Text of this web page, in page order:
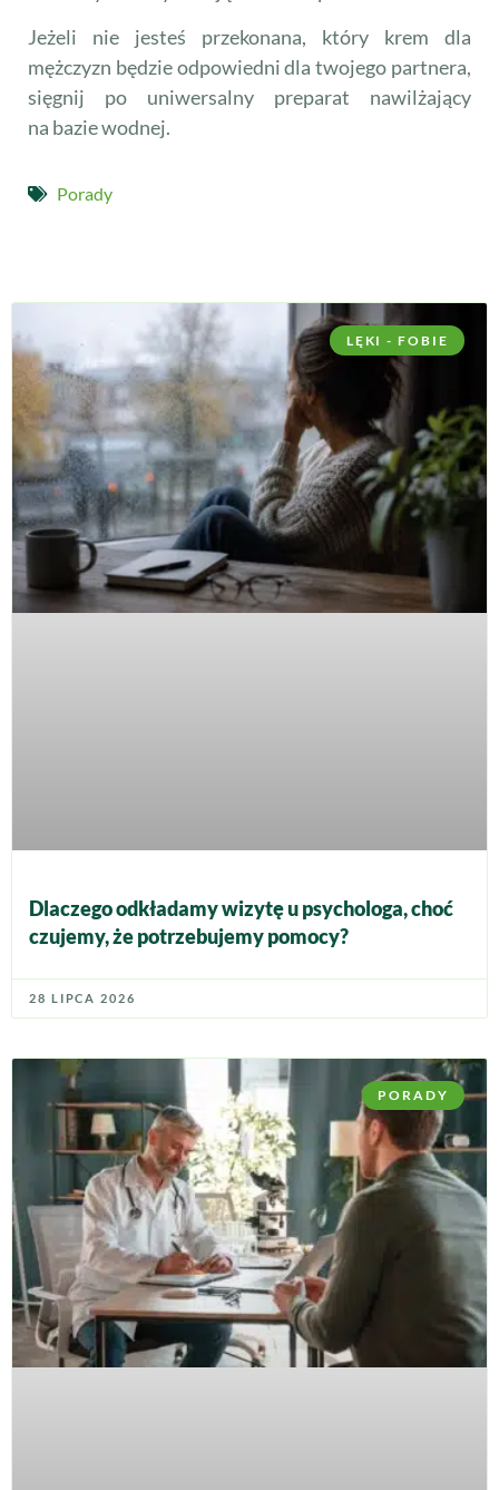
Jeżeli nie jesteś przekonana, który krem dla
mężczyzn będzie odpowiedni dla twojego partnera,
sięgnij po uniwersalny preparat nawilżający
na bazie wodnej.
Porady
LĘKI - FOBIE
Dlaczego odkładamy wizytę u psychologa, choć
czujemy, że potrzebujemy pomocy?
28 LIPCA 2026
PORADY